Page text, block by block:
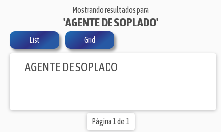
Mostrando resultados para
'AGENTE DE SOPLADO'
List Grid
AGENTE DE SOPLADO
Página 1 de 1